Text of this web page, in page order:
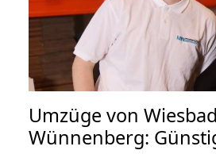
Umzüge von
Wünnenberg: